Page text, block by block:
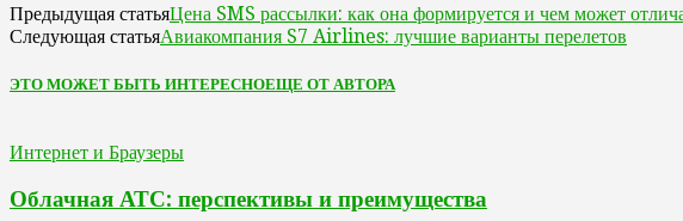
Предыдущая статьяЦена SMS рассылки: как она формируется и чем может
Следующая статьяАвиакомпания S7 Airlines: лучшие варианты перелетов
ЭТО МОЖЕТ БЫТЬ ИНТЕРЕСНОЕЩЕ ОТ АВТОРА
Интернет и Браузеры
Облачная АТС: перспективы и преимущества